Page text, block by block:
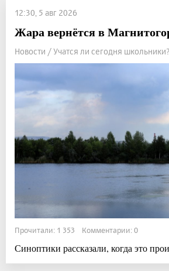
12:30, 5 авг 2026
Жара вернётся в
Новости / Учатся ли сегодня школьники?
Прочитали: 1 353 Комментарии: 0
Синоптики рассказали, когда это